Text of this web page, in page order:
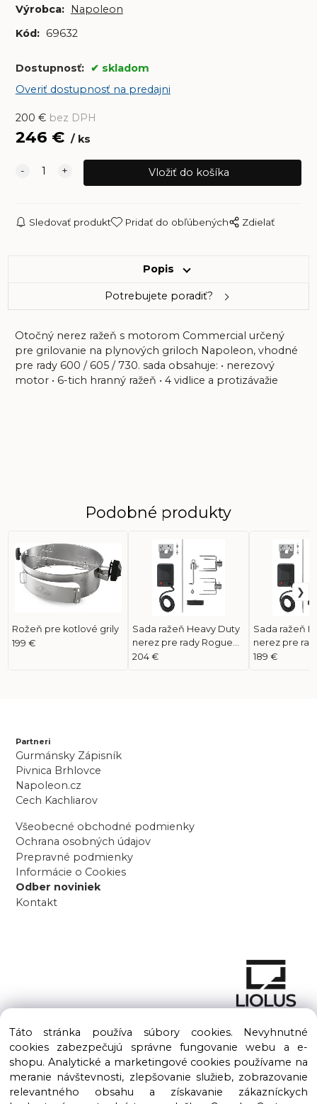
Výrobca:
Napoleon
Kód: 69632
Dostupnosť:
skladom
Overiť dostupnosť na predajni
200 € bez DPH
246 € ks
Sledovať produkt Pridať do obľúbených Zdielať
Popis
Potrebujete poradiť?
Otočný nerez ražeň s motorom Commercial určený
pre grilovanie na plynových griloch Napoleon, vhodné
pre rady 600 / 605 / 730. sada obsahuje: • nerezový
motor • 6-tich hranný ražeň • 4 vidlice a protizávažie
Podobné produkty
Rožeň pre kotlové grily
199 €
Sada ražeň Heavy Duty
nerez pre rady Rogue
425 (69912)
204 €
Sada ražeň
nerez pre
(69212)
189 €
Partneri
Gurmánsky Zápisník
Pivnica Brhlovce
Napoleon.cz
Cech Kachliarov
Všeobecné obchodné podmienky
Ochrana osobných údajov
Prepravné podmienky
Informácie o Cookies
Odber noviniek
Kontakt
Copyright © 2016 – 2026 LIOLUS s.r.o. Všetky práva vyhradené.
Táto stránka používa súbory cookies. Nevyhnutné
cookies zabezpečujú správne fungovanie webu a e-
shopu. Analytické a marketingové cookies používame na
meranie návštevnosti, zlepšovanie služieb, zobrazovanie
relevantného obsahu a získavanie zákazníckych